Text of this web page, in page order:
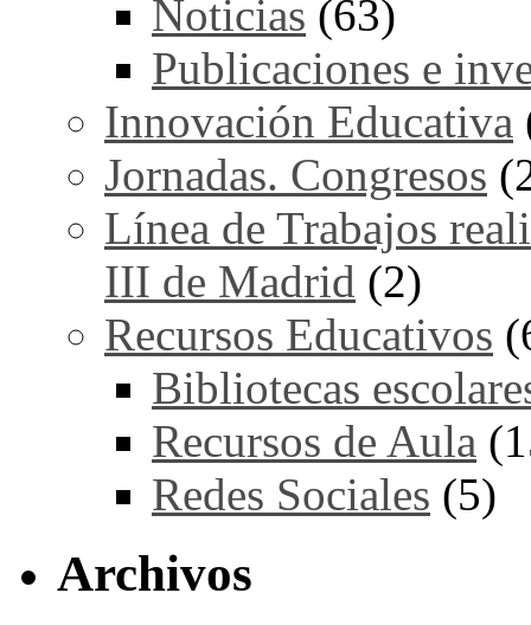
Noticias (63)
Publicaciones e
Innovación Educativa
Jornadas. Congresos
Línea de Trabajos
III de Madrid (2)
Recursos Educativos
Bibliotecas
Recursos de Aula
Redes Sociales (5)
Archivos